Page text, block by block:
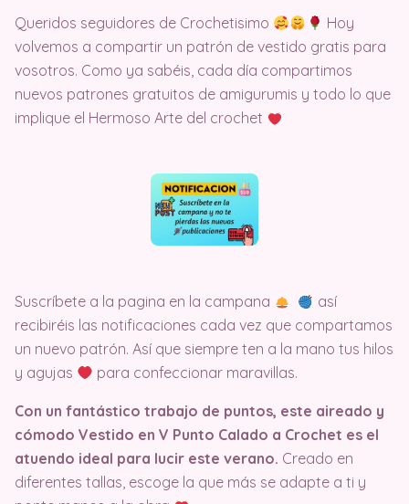
Queridos seguidores de Crochetisimo
Hoy
volvemos a compartir un patrón de vestido gratis para
vosotros. Como ya sabéis, cada día compartimos
nuevos patrones gratuitos de amigurumis y todo lo que
implique el Hermoso Arte del crochet
Suscríbete a la pagina en la campana
así
recibiréis las notificaciones cada vez que compartamos
un nuevo patrón. Así que siempre ten a la mano tus hilos
y agujas
para confeccionar maravillas.
Con un fantástico trabajo de puntos, este aireado y
cómodo Vestido en V Punto Calado a Crochet es el
atuendo ideal para lucir este verano. Creado en
diferentes tallas, escoge la que más se adapte a ti y